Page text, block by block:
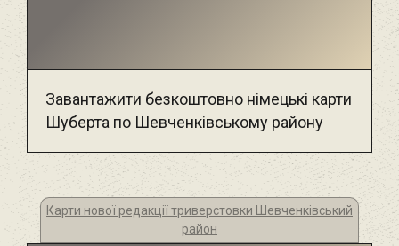
Завантажити безкоштовно німецькі карти
Шуберта по Шевченківському району
Карти нової редакції триверстовки Шевченківський
район